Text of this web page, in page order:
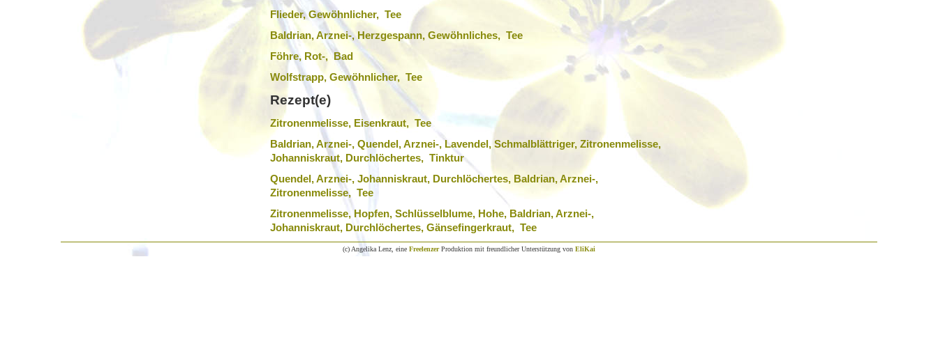
Flieder, Gewöhnlicher, Tee
Baldrian, Arznei-, Herzgespann, Gewöhnliches, Tee
Föhre, Rot-, Bad
Wolfstrapp, Gewöhnlicher, Tee
Rezept(e)
Zitronenmelisse, Eisenkraut, Tee
Baldrian, Arznei-, Quendel, Arznei-, Lavendel, Schmalblättriger, Zitronenmelisse,
Johanniskraut, Durchlöchertes, Tinktur
Quendel, Arznei-, Johanniskraut, Durchlöchertes, Baldrian, Arznei-,
Zitronenmelisse, Tee
Zitronenmelisse, Hopfen, Schlüsselblume, Hohe, Baldrian, Arznei-,
Johanniskraut, Durchlöchertes, Gänsefingerkraut, Tee
(c) Angelika Lenz, eine FreelenzerProduktion mit freundlicher Unterstützung von EliKai